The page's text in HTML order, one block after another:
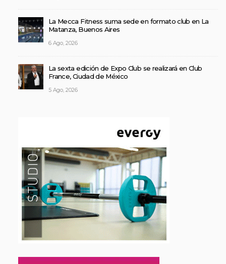
La Mecca Fitness suma sede en formato club en La
Matanza, Buenos Aires
6 Ago, 2026
La sexta edición de Expo Club se realizará en Club
France, Ciudad de México
5 Ago, 2026